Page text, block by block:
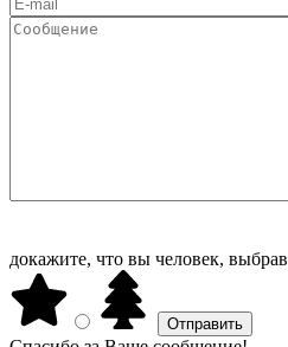
докажите, что вы человек, выбрав